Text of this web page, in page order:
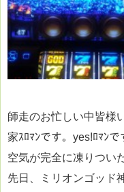
師走のお忙しい中皆様
家ｽﾛﾏﾝです。yes!ﾛﾏﾝで
空気が完全に凍りつい
先日、ミリオンゴッド